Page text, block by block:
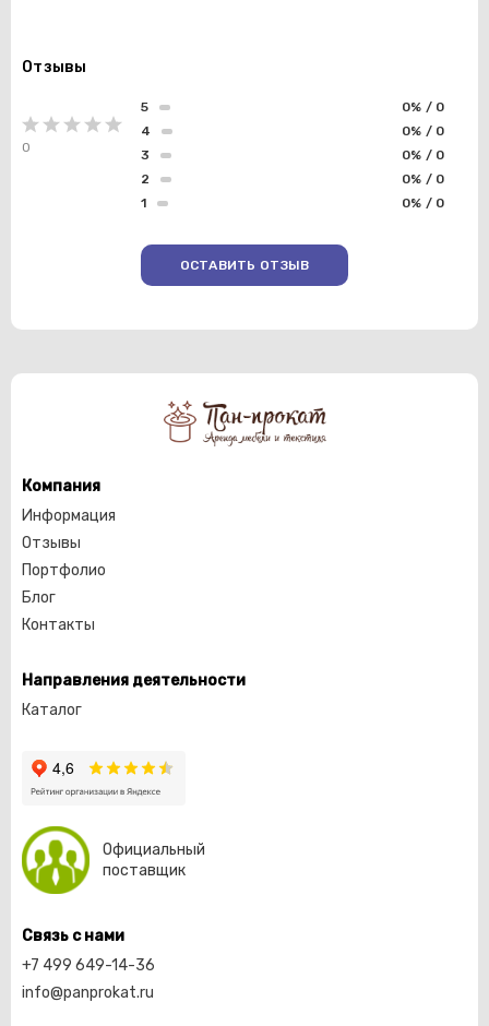
Отзывы
0
1 0% / 0
2 0% / 0
3 0% / 0
4 0% / 0
5 0% / 0
ОСТАВИТЬ ОТЗЫВ
Компания
Информация
Отзывы
Портфолио
Блог
Контакты
Направления деятельности
Каталог
Официальный
поставщик
Связь с нами
+7 499 649-14-36
info@panprokat.ru